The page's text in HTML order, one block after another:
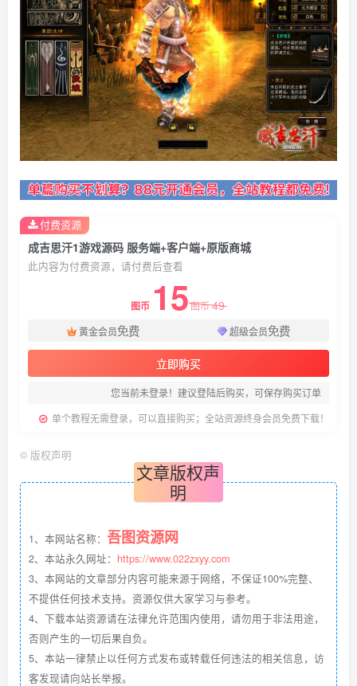
成吉思汗1游戏源码 服务端+客户端+原版商城
此内容为付费资源，请付费后查看
图币 15图币49
黄金会员免费 超级会员免费
立即购买
您当前未登录！建议登陆后购买，可保存购买订单
单个教程无需登录，可以直接购买；全站资源终身会员免费下载！
付费资源
© 版权声明
文章版权声
明
1、本网站名称： 吾图资源网
2、本站永久网址： https://www.022zxyy.com
3、本网站的文章部分内容可能来源于网络，不保证100%完整、
不提供任何技术支持。资源仅供大家学习与参考。
4、下载本站资源请在法律允许范围内使用，请勿用于非法用途，
否则产生的一切后果自负。
5、本站一律禁止以任何方式发布或转载任何违法的相关信息，访
客发现请向站长举报。